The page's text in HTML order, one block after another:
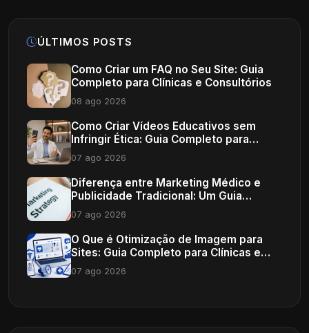
ÚLTIMOS POSTS
Como Criar um FAQ no Seu Site: Guia
Completo para Clínicas e Consultórios
08 ago 2026
Como Criar Vídeos Educativos sem
Infringir Ética: Guia Completo para
Profissionais de Saúde
07 ago 2026
Diferença entre Marketing Médico e
Publicidade Tradicional: Um Guia
Completo
07 ago 2026
O Que é Otimização de Imagem para
Sites: Guia Completo para Clínicas e
Consultórios
07 ago 2026